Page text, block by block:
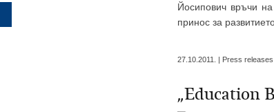
Йосипович връчи
принос за
27.10.2011. | Press releases
„Education